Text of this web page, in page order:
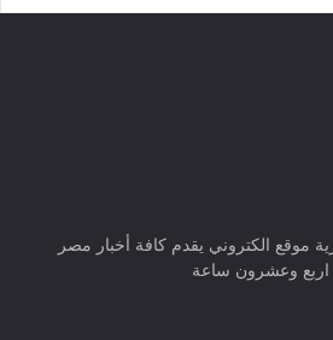
موقع الكتروني يقدم كافة أخبار مصر
اربع وعشرون ساعة